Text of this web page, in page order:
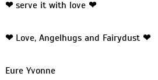
❤ serve it with love ❤
❤ Love, Angelhugs and Fairydust ❤
Eure Yvonne